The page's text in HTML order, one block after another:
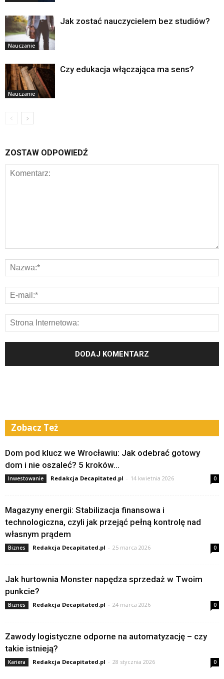
Nauczanie
Jak zostać nauczycielem bez studiów?
Nauczanie
Czy edukacja włączająca ma sens?
ZOSTAW ODPOWIEDŹ
Zobacz Też
Dom pod klucz we Wrocławiu: Jak odebrać gotowy
dom i nie oszaleć? 5 kroków...
Inwestowanie Redakcja Decapitated.pl - 14 kwietnia 2026 0
Magazyny energii: Stabilizacja finansowa i
technologiczna, czyli jak przejąć pełną kontrolę nad
własnym prądem
Biznes Redakcja Decapitated.pl - 25 marca 2026 0
Jak hurtownia Monster napędza sprzedaż w Twoim
punkcie?
Biznes Redakcja Decapitated.pl - 24 marca 2026 0
Zawody logistyczne odporne na automatyzację – czy
takie istnieją?
Kariera Redakcja Decapitated.pl - 28 stycznia 2026 0